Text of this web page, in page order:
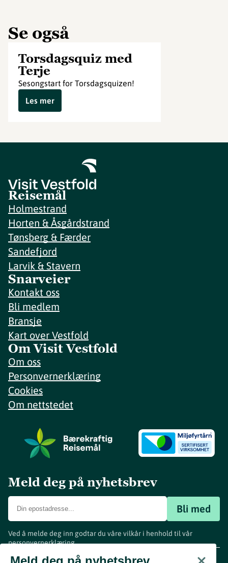
Se også
Torsdagsquiz med
Terje
Sesongstart for Torsdagsquizen!
Les mer
Reisemål
Holmestrand
Horten & Åsgårdstrand
Tønsberg & Færder
Sandefjord
Larvik & Stavern
Snarveier
Kontakt oss
Bli medlem
Bransje
Kart over Vestfold
Om Visit Vestfold
Om oss
Personvernerklæring
Cookies
Om nettstedet
Meld deg på nyhetsbrev
Bli med
Ved å melde deg inn godtar du våre vilkår i henhold til vår
personvernerklæring.
www.visitvestfold.com